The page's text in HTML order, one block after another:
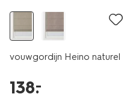
vouwgordijn Heino naturel
138.
–